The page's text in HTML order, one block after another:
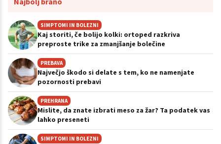
SIMPTOMI IN BOLEZNI
Kaj storiti, če bolijo kolki: ortoped razkriva
preproste trike za zmanjšanje bolečine
PREBAVA
Največjo škodo si delate s tem, ko ne namenjate
pozornosti prebavi
PREHRANA
Mislite, da znate izbrati meso za žar? Ta podatek vas
lahko preseneti
SIMPTOMI IN BOLEZNI